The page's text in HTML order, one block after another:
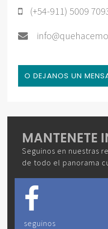
(+54-911) 5009
O DEJANOS UN
MANTENETE
Seguinos en nuestras
de todo el panorama
seguinos